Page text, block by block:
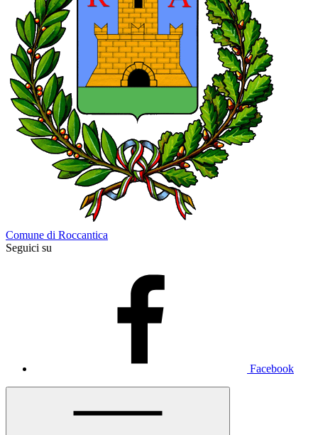
Comune di Roccantica
Seguici su
Facebook